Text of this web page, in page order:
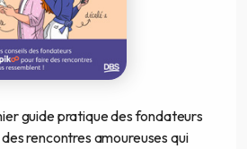
guide pratique des fondateurs
rencontres amoureuses qui